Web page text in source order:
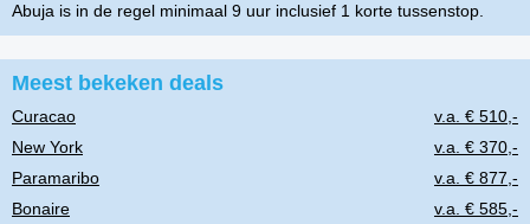
Abuja is in de regel minimaal 9 uur inclusief 1 korte tussenstop.
Meest bekeken deals
Curacao
v.a. € 510,-
New York
v.a. € 370,-
Paramaribo
v.a. € 877,-
Bonaire
v.a. € 585,-